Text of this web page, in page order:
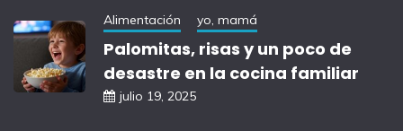
Alimentación yo, mamá
Palomitas, risas y un poco de
desastre en la cocina familiar
julio 19, 2025